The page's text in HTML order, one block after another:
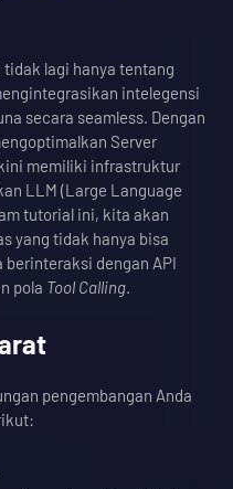
lagi hanya tentang
intelegensi
secara seamless. Dengan
Server
memiliki infrastruktur
LLM (Large Language
tutorial ini, kita akan
yang tidak hanya bisa
dengan API
pola Tool Calling.
pengembangan Anda